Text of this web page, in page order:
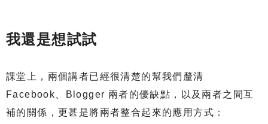
我還是想試試
課堂上，兩個講者已經很清楚的幫我們釐清
Facebook、Blogger 兩者的優缺點，以及兩者之間互
補的關係，更甚是將兩者整合起來的應用方式：